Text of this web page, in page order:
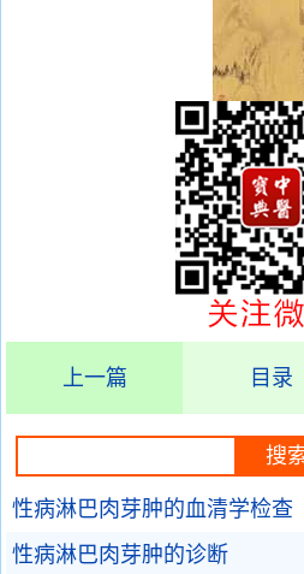
上一篇 目录
性病淋巴肉芽肿的血清学检查
性病淋巴肉芽肿的诊断